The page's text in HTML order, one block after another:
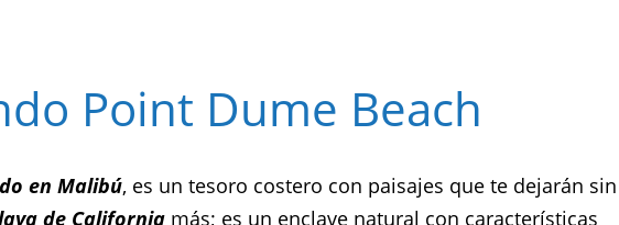
Point Dume Beach
en Malibú, es un tesoro costero con paisajes que te dejarán sin
de California más; es un enclave natural con características